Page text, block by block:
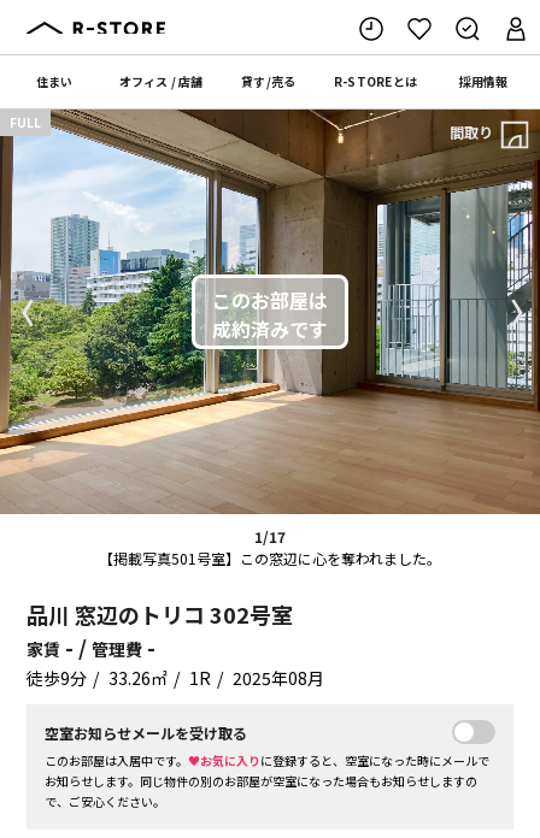
住まい オフィス /店舗 貸す/売る R-STOREとは 採用情報
1/17
【掲載写真501号室】この窓辺に心を奪われました。
〈 〉
FULL 間取り
品川 窓辺のトリコ 302号室
家賃 - /管理費 -
徒歩9分 33.26㎡ 1R 2025年08月
空室お知らせメールを受け取る
このお部屋は入居中です。♥お気に入り に登録すると、空室になった時にメールで
お知らせします。同じ物件の別のお部屋が空室になった場合もお知らせしますの
で、ご安心ください。